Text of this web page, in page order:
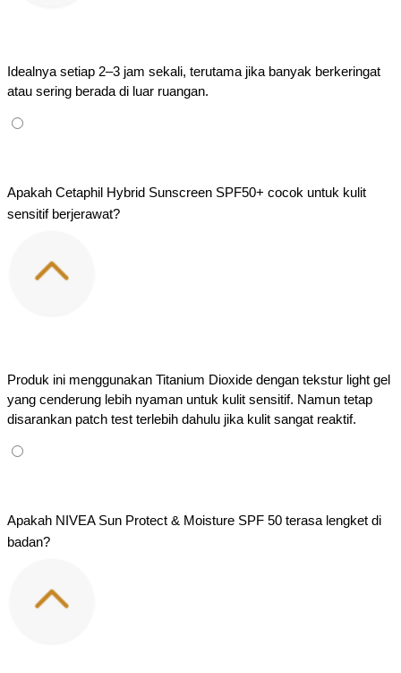
Idealnya setiap 2–3 jam sekali, terutama jika banyak berkeringat
atau sering berada di luar ruangan.
Apakah Cetaphil Hybrid Sunscreen SPF50+ cocok untuk kulit
sensitif berjerawat?
Produk ini menggunakan Titanium Dioxide dengan tekstur light gel
yang cenderung lebih nyaman untuk kulit sensitif. Namun tetap
disarankan patch test terlebih dahulu jika kulit sangat reaktif.
Apakah NIVEA Sun Protect & Moisture SPF 50 terasa lengket di
badan?